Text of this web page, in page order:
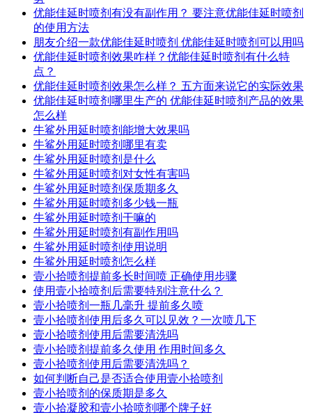
优能佳延时喷剂有没有副作用？ 要注意优能佳延时喷剂
的使用方法
朋友介绍一款优能佳延时喷剂 优能佳延时喷剂可以用吗
优能佳延时喷剂效果咋样？优能佳延时喷剂有什么特
点？
优能佳延时喷剂效果怎么样？ 五方面来说它的实际效果
优能佳延时喷剂哪里生产的 优能佳延时喷剂产品的效果
怎么样
牛鲨外用延时喷剂能增大效果吗
牛鲨外用延时喷剂哪里有卖
牛鲨外用延时喷剂是什么
牛鲨外用延时喷剂对女性有害吗
牛鲨外用延时喷剂保质期多久
牛鲨外用延时喷剂多少钱一瓶
牛鲨外用延时喷剂干嘛的
牛鲨外用延时喷剂有副作用吗
牛鲨外用延时喷剂使用说明
牛鲨外用延时喷剂怎么样
壹小拾喷剂提前多长时间喷 正确使用步骤
使用壹小拾喷剂后需要特别注意什么？
壹小拾喷剂一瓶几毫升 提前多久喷
壹小拾喷剂使用后多久可以见效？一次喷几下
壹小拾喷剂使用后需要清洗吗
壹小拾喷剂提前多久使用 作用时间多久
壹小拾喷剂使用后需要清洗吗？
如何判断自己是否适合使用壹小拾喷剂
壹小拾喷剂的保质期是多久
壹小拾凝胶和壹小拾喷剂哪个牌子好